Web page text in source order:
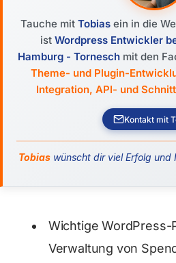
Tauche mit Tobiasein in die
ist Wordpress Entwickler
Hamburg - Tornesch mit den
Theme- und Plugin-
Integration, API- und
Kontakt mit
Tobias wünscht dir viel Erfolg und
Wichtige WordPress-
Verwaltung von